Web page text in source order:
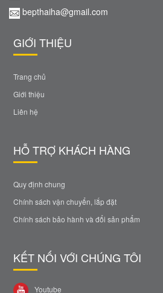
bepthaiha@gmail.com
GIỚI THIỆU
Trang chủ
Giới thiệu
Liên hệ
HỖ TRỢ KHÁCH HÀNG
Quy định chung
Chính sách vận chuyển, lắp đặt
Chính sách bảo hành và đổi sản phẩm
KẾT NỐI VỚI CHÚNG TÔI
Youtube